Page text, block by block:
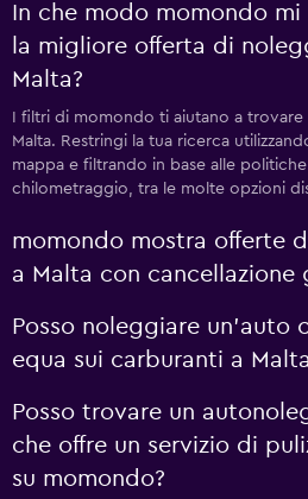
In che modo momondo
la migliore offerta di
Malta?
I filtri di momondo ti aiutano a
Malta. Restringi la tua ricerca
mappa e filtrando in base alle
chilometraggio, tra le molte opzioni
momondo mostra offerte
a Malta con cancellazione
Posso noleggiare un'auto
equa sui carburanti a
Posso trovare un
che offre un servizio di
su momondo?